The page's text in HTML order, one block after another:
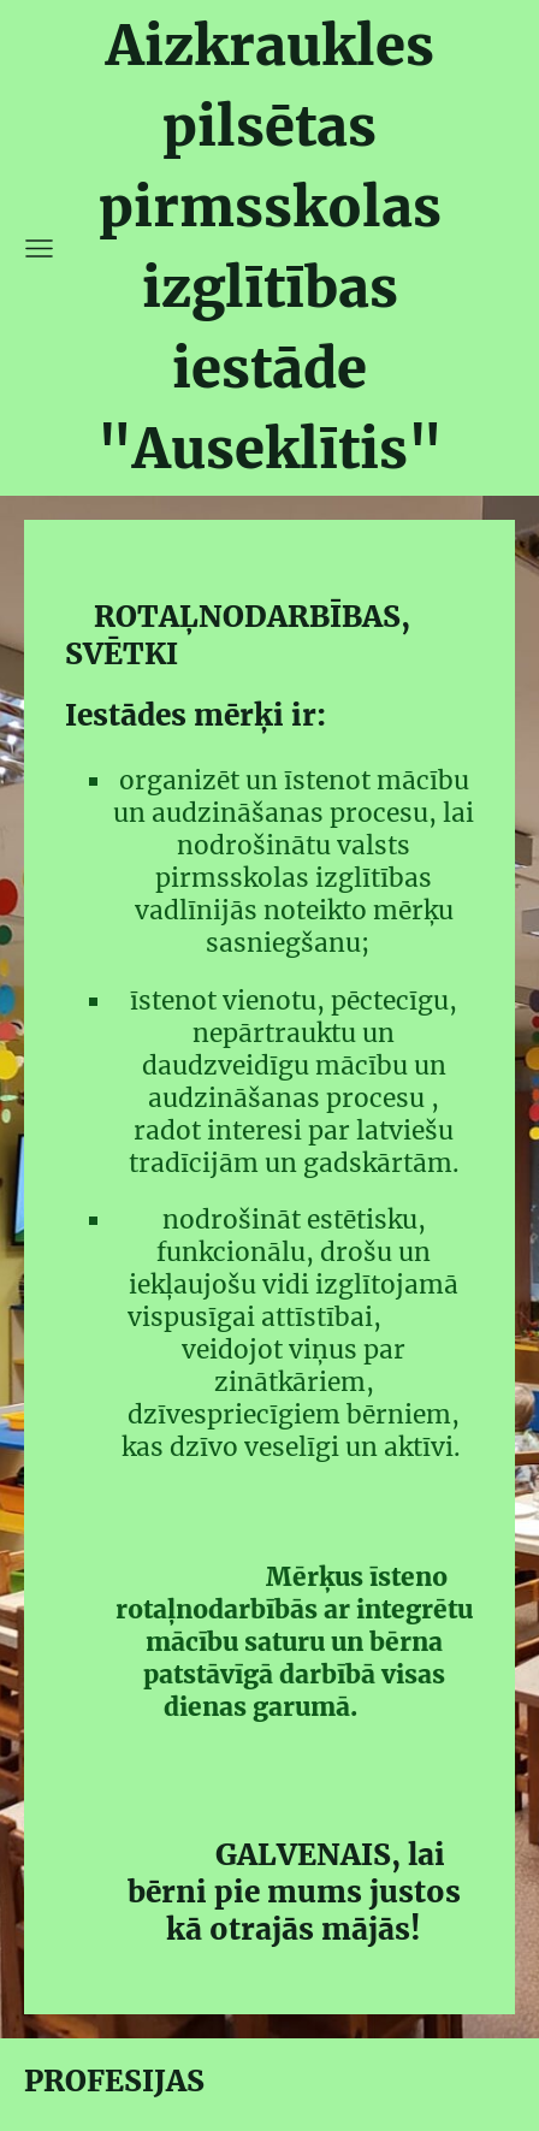
Aizkraukles
pilsētas
pirmsskolas
izglītības
iestāde
"Auseklītis"
ROTAĻNODARBĪBAS,
SVĒTKI
Iestādes mērķi ir:
organizēt un īstenot mācību
un audzināšanas procesu, lai
nodrošinātu valsts
pirmsskolas izglītības
vadlīnijās noteikto mērķu
sasniegšanu;
īstenot vienotu, pēctecīgu,
nepārtrauktu un
daudzveidīgu mācību un
audzināšanas procesu ,
radot interesi par latviešu
tradīcijām un gadskārtām.
nodrošināt estētisku,
funkcionālu, drošu un
iekļaujošu vidi izglītojamā
vispusīgai attīstībai,
veidojot viņus par
zinātkāriem,
dzīvespriecīgiem bērniem,
kas dzīvo veselīgi un aktīvi.
Mērķus īsteno
rotaļnodarbībās ar integrētu
mācību saturu un bērna
patstāvīgā darbībā visas
dienas garumā.
GALVENAIS, lai
bērni pie mums justos
kā otrajās mājās!
PROFESIJAS